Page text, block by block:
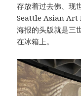
存放着过去佛、现
Seattle Asian Art
海报的头版就是三
在冰箱上。